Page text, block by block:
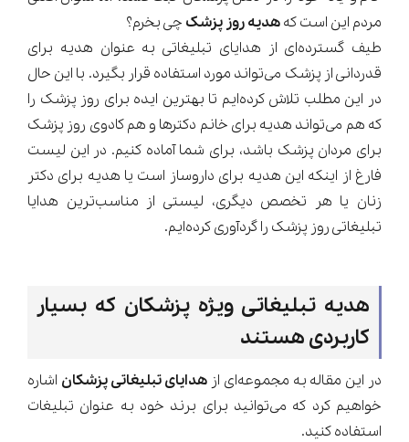
مردم این است کههدیه روز پزشک چی بخرم؟
طیف گسترده‌ای از هدایای تبلیغاتی به عنوان هدیه برای
قدردانی از پزشک می‌تواند مورد استفاده قرار بگیرد. با این حال
در این مطلب تلاش کرده‌ایم تا بهترین ایده برای روز پزشک را
که هم می‌تواند هدیه برای خانم دکترها و هم کادوی روز پزشک
برای مردان پزشک باشد، برای شما آماده کنیم. در این لیست
فارغ از اینکه این هدیه برای داروساز است یا هدیه برای دکتر
زنان یا هر تخصص دیگری، لیستی از مناسب‌ترین هدایا
تبلیغاتی روز پزشک را گردآوری کرده‌ایم.
هدیه تبلیغاتی ویژه پزشکان که بسیار
کاربردی هستند
در این مقاله به مجموعه‌ای از هدایای تبلیغاتی پزشکان اشاره
خواهیم کرد که می‌توانید برای برند خود به عنوان تبلیغات
استفاده کنید.